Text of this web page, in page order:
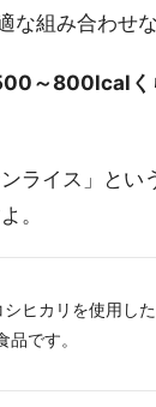
組み合わせな
～800lcalく
ライス」と
。
ヒカリを使用し
です。